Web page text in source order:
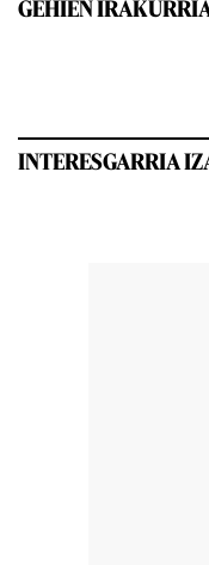
GEHIEN
INTERESGARRIA